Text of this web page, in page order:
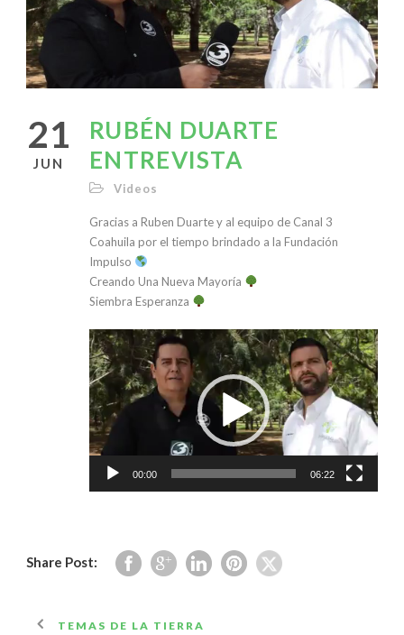
21
JUN
RUBÉN DUARTE
ENTREVISTA
Videos
Gracias a Ruben Duarte y al equipo de Canal 3
Coahuila por el tiempo brindado a la Fundación
Impulso
Creando Una Nueva Mayoría
Siembra Esperanza
Reproductor
de
vídeo
00:00 06:22
Share Post:
TEMAS DE LA TIERRA